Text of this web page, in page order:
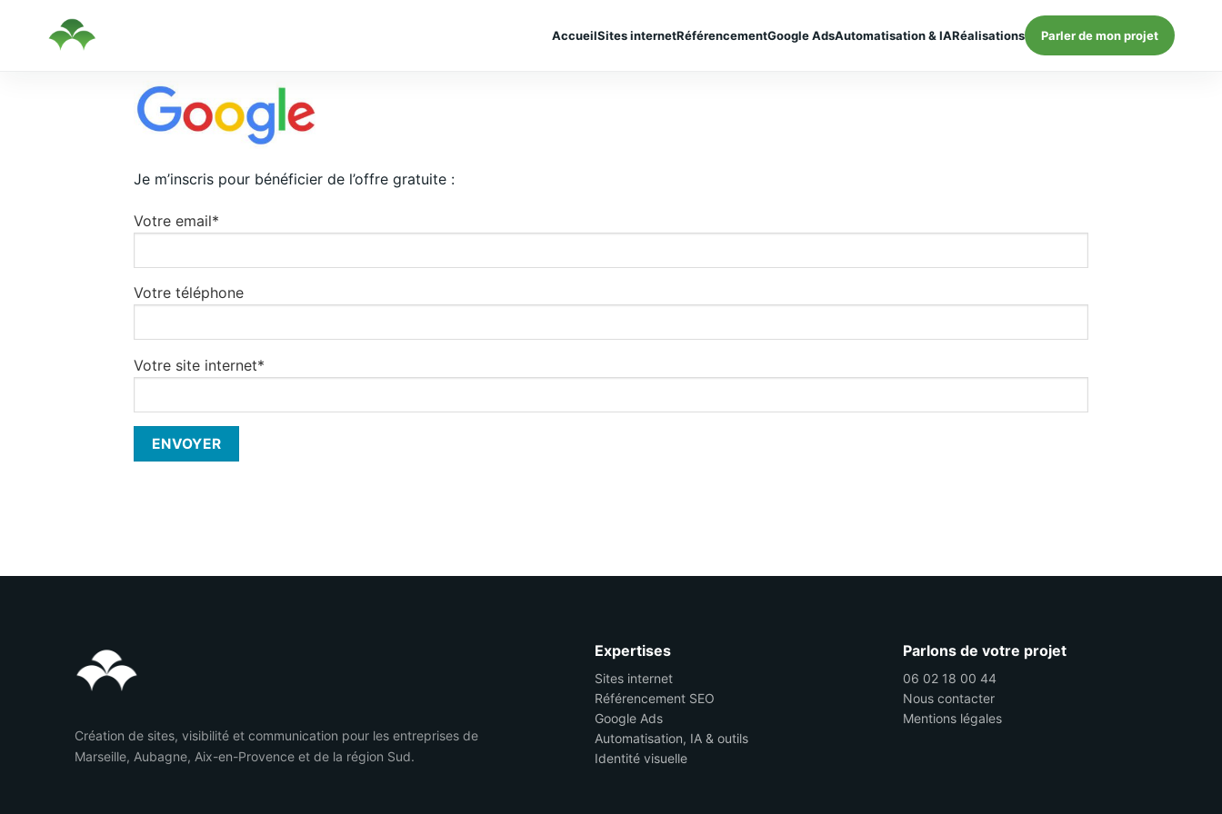
AccueilSites internetRéférencementGoogle AdsAutomatisation & IARéalisations Parler de mon projet
Je m’inscris pour bénéficier de l’offre gratuite :
Votre email*
Votre téléphone
Votre site internet*
Création de sites, visibilité et communication pour les entreprises de
Marseille, Aubagne, Aix-en-Provence et de la région Sud.
Expertises
Sites internet
Référencement SEO
Google Ads
Automatisation, IA & outils
Identité visuelle
Parlons de votre projet
06 02 18 00 44
Nous contacter
Mentions légales